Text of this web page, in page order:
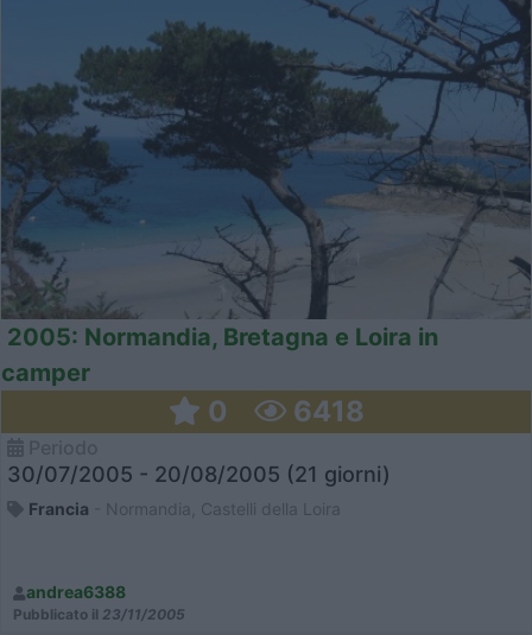
2005: Normandia, Bretagna e Loira in
camper
0 6418
30/07/2005 - 20/08/2005 (21 giorni)
Francia - Normandia, Castelli della Loira
andrea6388
Pubblicato il 23/11/2005